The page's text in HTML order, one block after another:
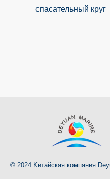
спасательный круг
© 2024 Китайская компания